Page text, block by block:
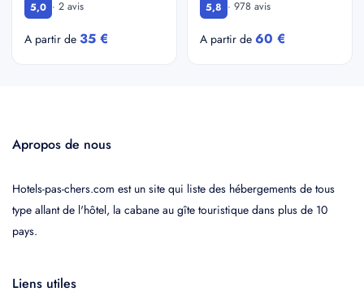
5,0 · 2 avis
A partir de 35 €
5,8 · 978 avis
A partir de 60 €
Apropos de nous
Hotels-pas-chers.com est un site qui liste des hébergements de tous
type allant de l'hôtel, la cabane au gîte touristique dans plus de 10
pays.
Liens utiles